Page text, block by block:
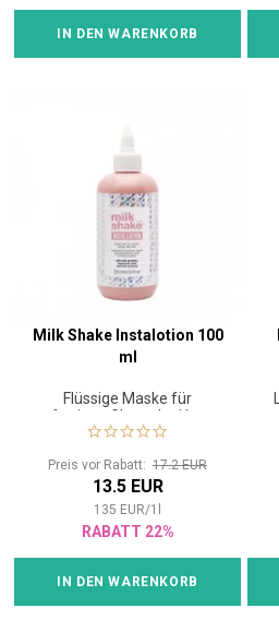
IN DEN WARENKORB
Milk Shake Instalotion 100
ml
Flüssige Maske für
sofortigen Glanz der Haare
Preis vor Rabatt: 17.2 EUR
13.5 EUR
135 EUR/1
RABATT 22%
IN DEN WARENKORB